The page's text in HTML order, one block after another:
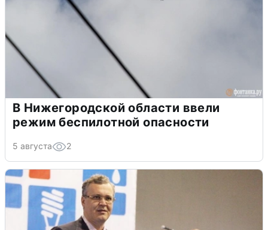
В Нижегородской области ввели
режим беспилотной опасности
5 августа 2